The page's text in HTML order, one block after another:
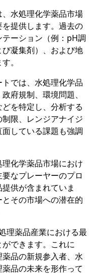
水処理化学薬品市場
提供します。過去の
ーション（例：pH調
凝集剤）、および地
。
では、水処理化学品
府規制、環境問題、
を特定し、分析する
限、レンジアナイジ
している課題も強調
化学薬品市場におけ
なプレーヤーのプロ
供が含まれていま
その市場への潜在的
理薬品産業における最
できます。これに
品の新規参入者、水
品の未来を形作って